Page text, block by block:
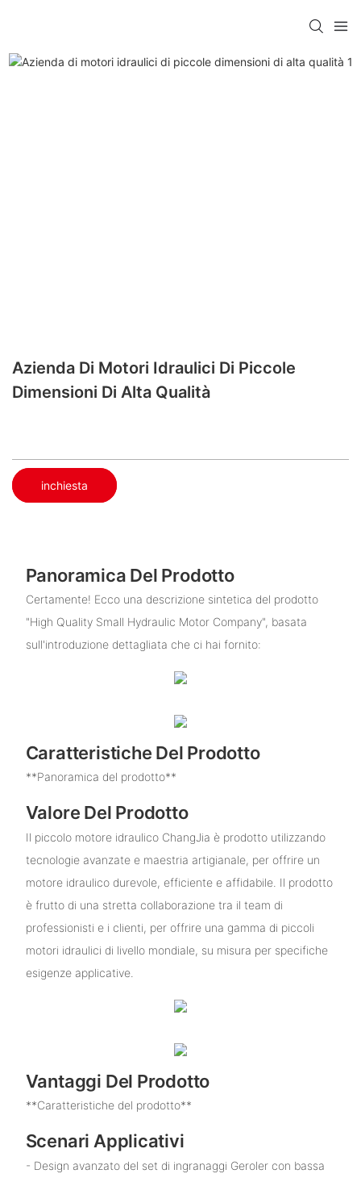
Azienda Di Motori Idraulici Di Piccole
Dimensioni Di Alta Qualità
inchiesta
Panoramica Del Prodotto
Certamente! Ecco una descrizione sintetica del prodotto
"High Quality Small Hydraulic Motor Company", basata
sull'introduzione dettagliata che ci hai fornito:
Caratteristiche Del Prodotto
**Panoramica del prodotto**
Valore Del Prodotto
Il piccolo motore idraulico ChangJia è prodotto utilizzando
tecnologie avanzate e maestria artigianale, per offrire un
motore idraulico durevole, efficiente e affidabile. Il prodotto
è frutto di una stretta collaborazione tra il team di
professionisti e i clienti, per offrire una gamma di piccoli
motori idraulici di livello mondiale, su misura per specifiche
esigenze applicative.
Vantaggi Del Prodotto
**Caratteristiche del prodotto**
Scenari Applicativi
- Design avanzato del set di ingranaggi Geroler con bassa